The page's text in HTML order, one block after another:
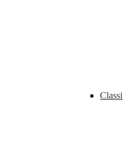
Classi